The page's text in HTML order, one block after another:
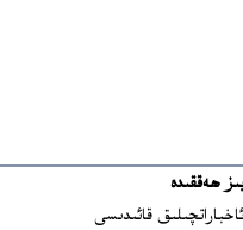
ھەققىدە
ئاخباراتچىلىق قائىدىسى